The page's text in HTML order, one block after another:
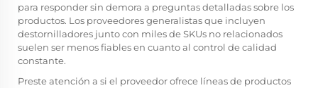
para responder sin demora a preguntas detalladas sobre los
productos. Los proveedores generalistas que incluyen
destornilladores junto con miles de SKUs no relacionados
suelen ser menos fiables en cuanto al control de calidad
constante.
Preste atención a si el proveedor ofrece líneas de productos